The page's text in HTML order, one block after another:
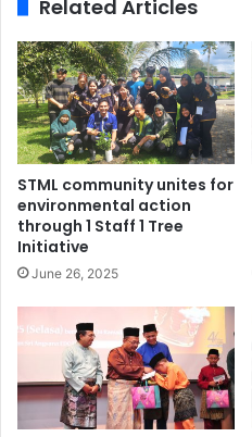
Related Articles
STML community unites for
environmental action
through 1 Staff 1 Tree
Initiative
June 26, 2025